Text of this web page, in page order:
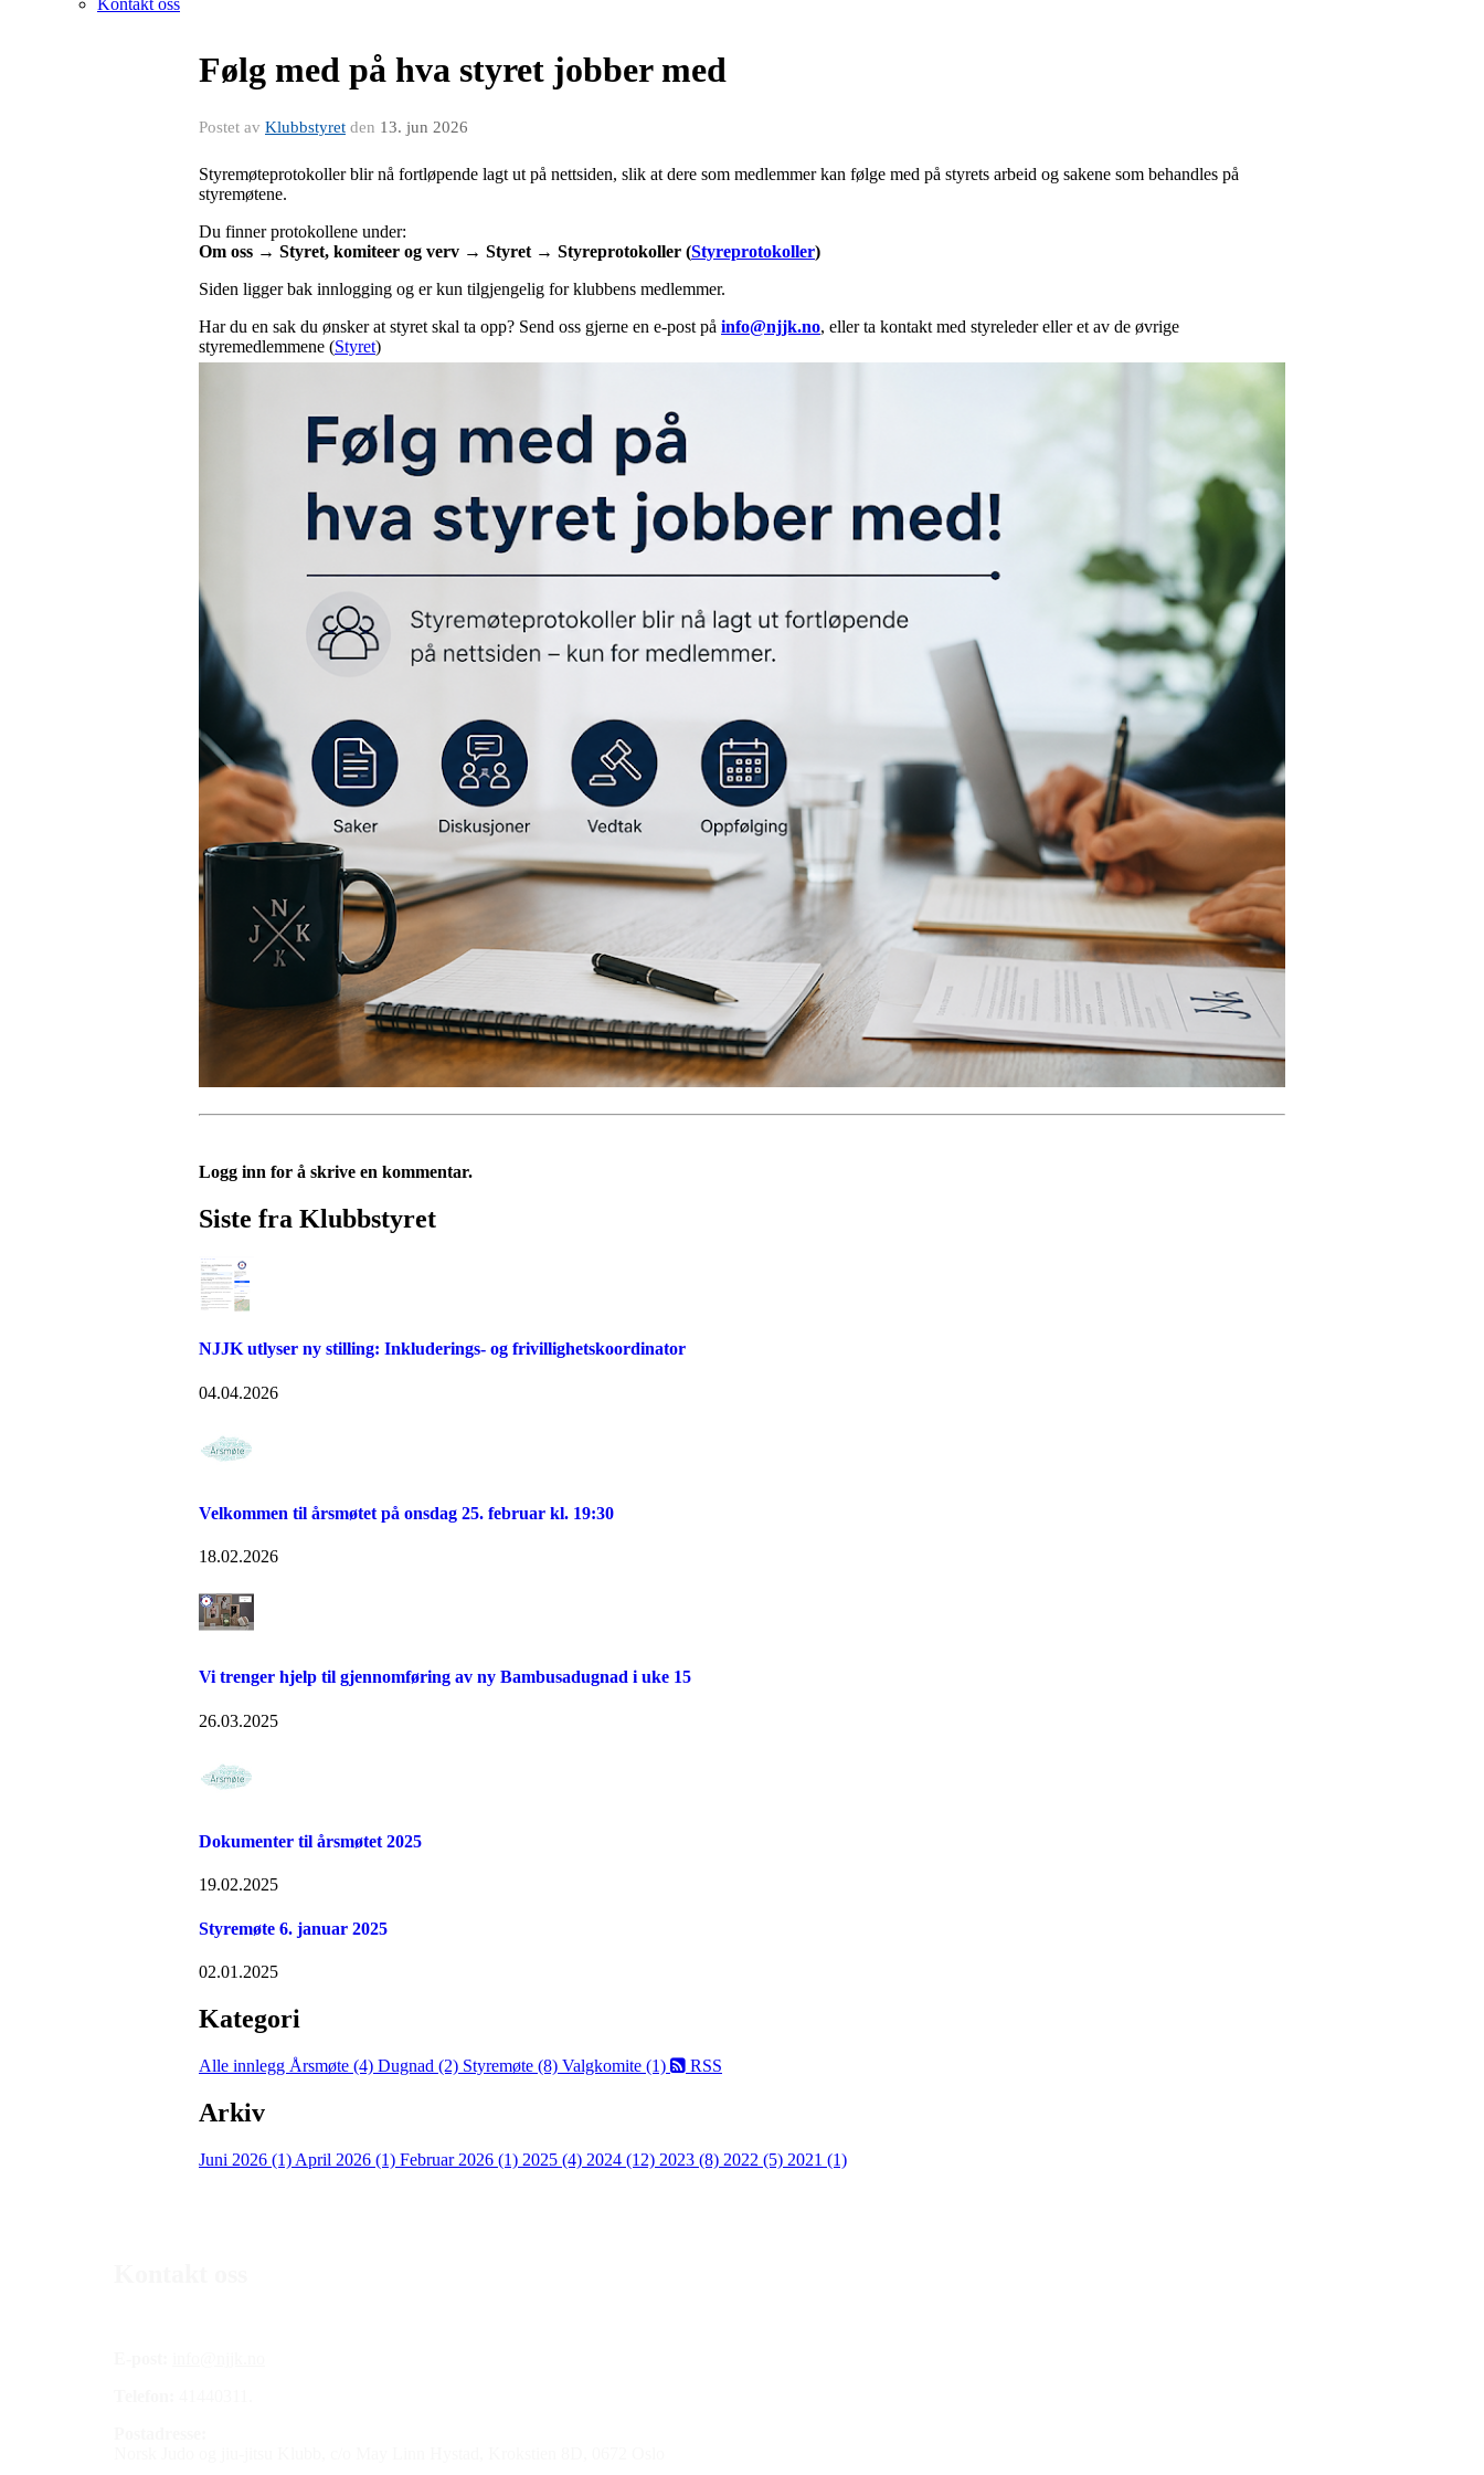
Kontakt oss
Følg med på hva styret jobber med
Postet av Klubbstyret den 13. jun 2026
Styremøteprotokoller blir nå fortløpende lagt ut på nettsiden, slik at dere som medlemmer kan følge med på styrets arbeid og sakene som behandles på
styremøtene.
Du finner protokollene under:
Om oss → Styret, komiteer og verv → Styret → Styreprotokoller (Styreprotokoller)
Siden ligger bak innlogging og er kun tilgjengelig for klubbens medlemmer.
Har du en sak du ønsker at styret skal ta opp? Send oss gjerne en e-post på info@njjk.no, eller ta kontakt med styreleder eller et av de øvrige
styremedlemmene (Styret)
Logg inn for å skrive en kommentar.
Siste fra Klubbstyret
NJJK utlyser ny stilling: Inkluderings- og frivillighetskoordinator
04.04.2026
Velkommen til årsmøtet på onsdag 25. februar kl. 19:30
18.02.2026
Vi trenger hjelp til gjennomføring av ny Bambusadugnad i uke 15
26.03.2025
Dokumenter til årsmøtet 2025
19.02.2025
Styremøte 6. januar 2025
02.01.2025
Kategori
Alle innlegg Årsmøte (4) Dugnad (2) Styremøte (8) Valgkomite (1) RSS
Arkiv
Juni 2026 (1) April 2026 (1) Februar 2026 (1) 2025 (4) 2024 (12) 2023 (8) 2022 (5) 2021 (1)